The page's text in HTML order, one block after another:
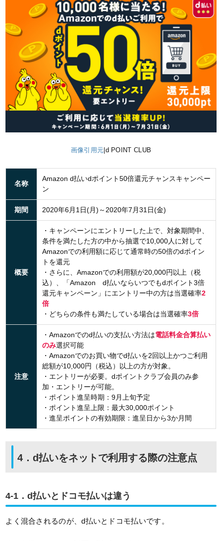
画像引用元 |d POINT CLUB
名称
Amazon d払いdポイント50倍還元チャンスキャンペー
ン
期間 2020年6月1日(月)～2020年7月31日(金)
概要
・キャンペーンにエントリーした上で、対象期間中、
条件を満たした方の中から抽選で10,000人に対して
Amazonでの利用額に応じて通常時の50倍のdポイン
トを還元
・さらに、Amazonでの利用額が20,000円以上（税
込）、「Amazon d払いならいつでもdポイント3倍
還元キャンペーン」にエントリー中の方は当選確率2
倍
・どちらの条件も満たしている場合は当選確率3倍
注意
・Amazonでのd払いの支払い方法は電話料金合算払い
のみ選択可能
・Amazonでのお買い物でd払いを2回以上かつご利用
総額が10,000円（税込）以上の方が対象。
・エントリーが必要。dポイントクラブ会員のみ参
加・エントリーが可能。
・ポイント進呈時期：9月上旬予定
・ポイント進呈上限：最大30,000ポイント
・進呈ポイントの有効期限：進呈日から3か月間
4．d払いをネットで利用する際の注意点
4-1．d払いとドコモ払いは違う
よく混合されるのが、d払いとドコモ払いです。